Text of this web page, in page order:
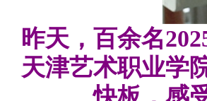
昨天，百余名
天津艺术职业学